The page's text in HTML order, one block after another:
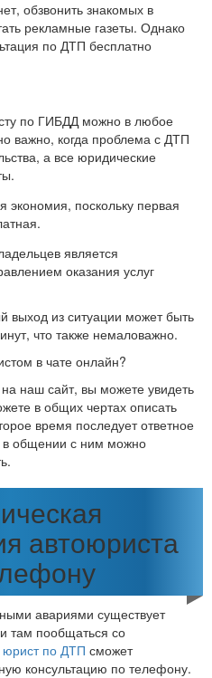
обзвонить знакомых в
рекламные газеты. Однако
по ДТП бесплатно
по ГИБДД можно в любое
важно, когда проблема с ДТП
а все юридические
поскольку первая
является
оказания услуг
выход из ситуации может быть
что также немаловажно.
в чате онлайн?
наш сайт, вы можете увидеть
в общих чертах описать
время последует ответное
в общении с ним можно
автоюриста
авариями существует
там пообщаться со
юрист по ДТП сможет
консультацию по телефону.